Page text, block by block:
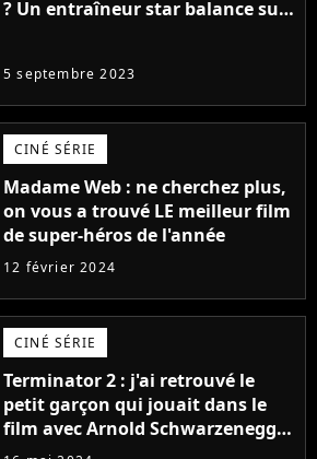
? Un entraîneur star balance sur
5 septembre 2023
CINÉ SÉRIE
Madame Web : ne cherchez plus,
on vous a trouvé LE meilleur film
de super-héros de l'année
12 février 2024
CINÉ SÉRIE
Terminator 2 : j'ai retrouvé le
petit garçon qui jouait dans le
film avec Arnold Schwarzenegger
et il a sacrément changé !